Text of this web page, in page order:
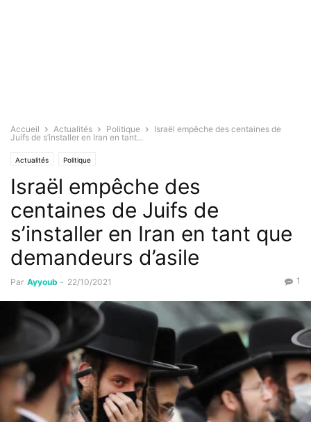
Accueil Actualités Politique
Israël empêche des centaines de
Juifs de s’installer en Iran en tant...
Actualités Politique
Israël empêche des
centaines de Juifs de
s’installer en Iran en tant que
demandeurs d’asile
Par Ayyoub - 22/10/2021 1